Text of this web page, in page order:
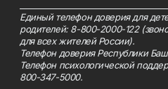
Единый телефон доверия для
родителей: 8-800-2000-122
для всех жителей России).
Телефон доверия Республики
Телефон психологической
800-347-5000.